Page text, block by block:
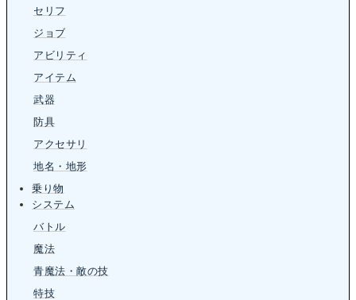
セリフ
ジョブ
アビリティ
アイテム
武器
防具
アクセサリ
地名・地形
乗り物
システム
バトル
魔法
青魔法・敵の技
特技